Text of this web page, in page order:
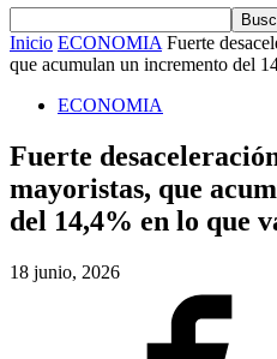
Inicio ECONOMIA Fuerte
que acumulan un incremento del
ECONOMIA
Fuerte
mayoristas, que
del 14,4% en lo que
18 junio, 2026